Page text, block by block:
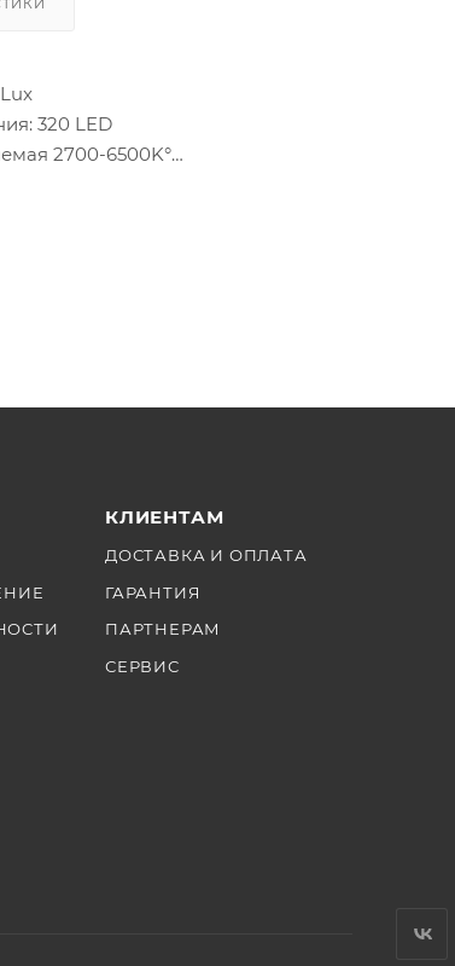
320 LED
2700-6500K°
КЛИЕНТАМ
ДОСТАВКА И ОПЛАТА
ГАРАНТИЯ
ПАРТНЕРАМ
СЕРВИС